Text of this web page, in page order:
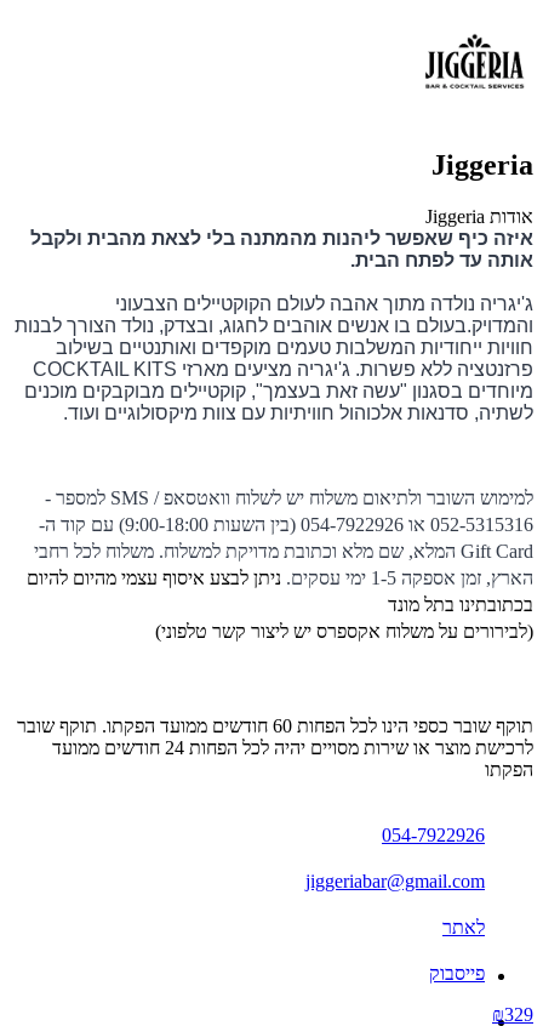
Jiggeria
אודות Jiggeria
איזה כיף שאפשר ליהנות מהמתנה בלי לצאת מהבית ולקבל
אותה עד לפתח הבית.
ג'יגריה נולדה מתוך אהבה לעולם הקוקטיילים הצבעוני
והמדויק.בעולם בו אנשים אוהבים לחגוג, ובצדק, נולד הצורך לבנות
חוויות ייחודיות המשלבות טעמים מוקפדים ואותנטיים בשילוב
פרזנטציה ללא פשרות. ג'יגריה מציעים מארזי COCKTAIL KITS
מיוחדים בסגנון "עשה זאת בעצמך", קוקטיילים מבוקבקים מוכנים
לשתיה, סדנאות אלכוהול חוויתיות עם צוות מיקסולוגיים ועוד.
למימוש השובר ולתיאום משלוח יש לשלוח וואטסאפ / SMS למספר -
052-5315316 או 054-7922926 (בין השעות 9:00-18:00) עם קוד ה-
Gift Card המלא, שם מלא וכתובת מדויקת למשלוח. משלוח לכל רחבי
הארץ, זמן אספקה 1-5 ימי עסקים.
ניתן לבצע איסוף עצמי מהיום להיום
בכתובתינו בתל מונד
(לבירורים על משלוח אקספרס יש ליצור קשר טלפוני)
תוקף שובר כספי הינו לכל הפחות 60 חודשים ממועד הפקתו. תוקף שובר
לרכישת מוצר או שירות מסויים יהיה לכל הפחות 24 חודשים ממועד
הפקתו
054-7922926
jiggeriabar@gmail.com
לאתר
פייסבוק
₪329